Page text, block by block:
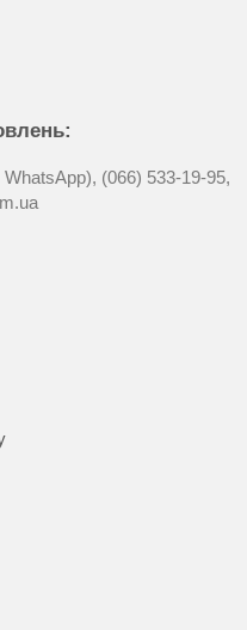
WhatsApp), (066) 533-19-95,